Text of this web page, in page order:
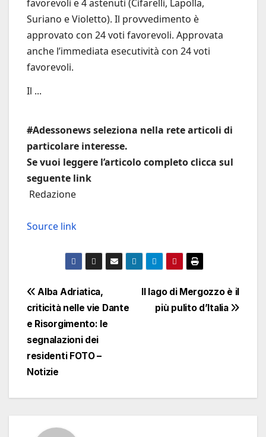
favorevoli e 4 astenuti (Cifarelli, Lapolla,
Suriano e Violetto). Il provvedimento è
approvato con 24 voti favorevoli. Approvata
anche l’immediata esecutività con 24 voti
favorevoli.
Il ...
#Adessonews seleziona nella rete articoli di
particolare interesse.
Se vuoi leggere l’articolo completo clicca sul
seguente link
Redazione
Source link
Navigazione
articoli
Il lago di Mergozzo è il
più pulito d’Italia
Alba Adriatica,
criticità nelle vie Dante
e Risorgimento: le
segnalazioni dei
residenti FOTO –
Notizie